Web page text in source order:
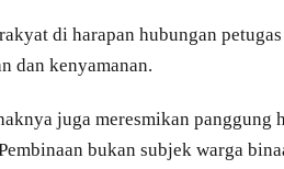
di harapan hubungan
dan kenyamanan.
juga meresmikan
bukan subjek warga